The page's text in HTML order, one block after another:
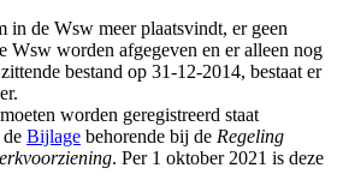
in de Wsw meer plaatsvindt, er geen
Wsw worden afgegeven en er alleen nog
bestand op 31-12-2014, bestaat er
worden geregistreerd staat
Bijlage behorende bij de Regeling
. Per 1 oktober 2021 is deze